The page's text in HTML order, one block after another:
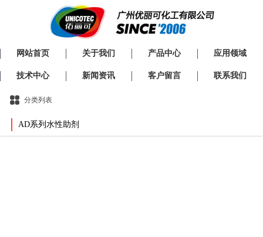
网站首页 关于我们 产品中心 应用领域
技术中心 新闻资讯 客户留言 联系我们
分类列表
AD系列水性助剂